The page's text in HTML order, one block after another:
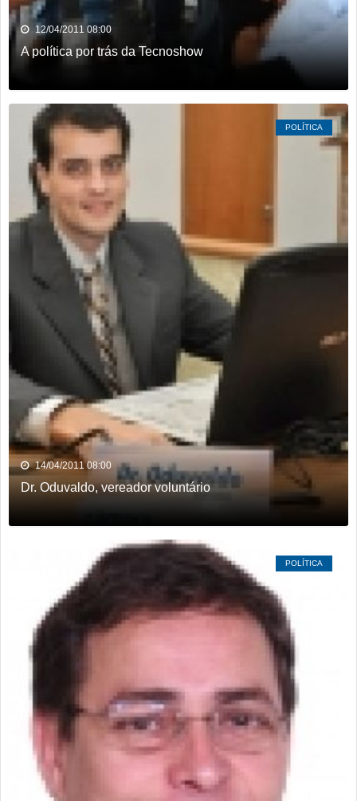
12/04/2011 08:00
A política por trás da Tecnoshow
POLÍTICA
14/04/2011 08:00
Dr. Oduvaldo, vereador voluntário
POLÍTICA